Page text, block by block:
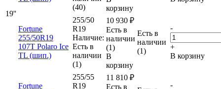
19''
(40)
корзину
Fortune
255/50R19
107T Polaro Ice
TL (шип.)
255/50
R19
Наличие:
Есть в
наличии
(1)
10 930 ₽
Есть в
наличии
(1)
В
корзину
Есть в
наличии
(1)
-
+
В корзину
Fortune
255/55
R19
11 810 ₽
Есть в
-